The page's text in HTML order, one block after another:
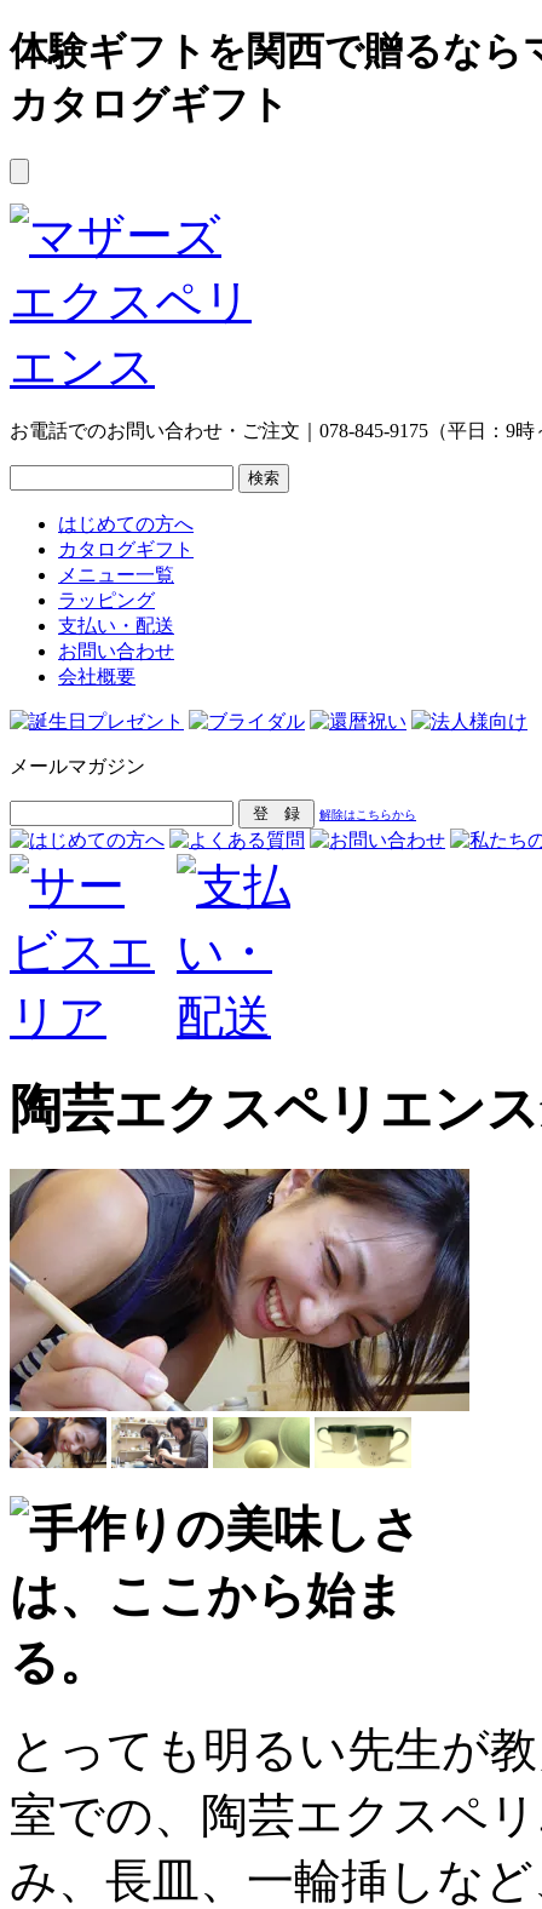
体験ギフトを関西で贈るな
カタログギフト
お電話でのお問い合わせ・ご注文｜078-845-9175（平日：9時
はじめての方へ
カタログギフト
メニュー一覧
ラッピング
支払い・配送
お問い合わせ
会社概要
メールマガジン
解除はこちらから
陶芸エクスペリエン
とっても明るい先生が
室での、陶芸エクスペ
み、長皿、一輪挿しな